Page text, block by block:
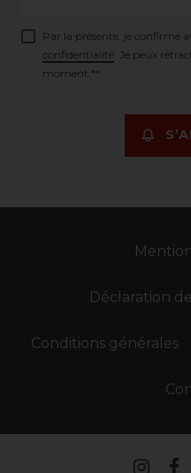
Par la présente, je confirme
confidentialité . Je peux
moment.**
Déclaration
Conditions générales